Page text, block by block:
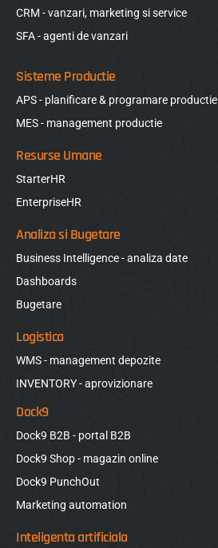
CRM - vanzari, marketing si service
SFA - agenti de vanzari
Sisteme Productie
APS - planificare & programare productie
MES - management productie
Resurse Umane
StarterHR
EnterpriseHR
Analiza si Bugetare
Business Intelligence - analiza date
Dashboards
Bugetare
Logistica
WMS - management depozite
INVENTORY - aprovizionare
Dock9
Dock9 B2B - portal B2B
Dock9 Shop - magazin online
Dock9 PunchOut
Marketing automation
Inteligenta artificiala